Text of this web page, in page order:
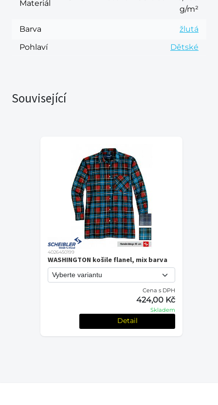
Materiál
g/m²
Barva
žlutá
Pohlaví
Dětské
Související
4026450199
WASHINGTON košile flanel, mix barva
Cena s DPH
424,00 Kč
Skladem
Detail